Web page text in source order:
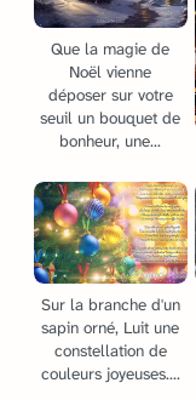
Que la magie de
Noël vienne
déposer sur votre
seuil un bouquet de
bonheur, une...
Sur la branche d'un
sapin orné, Luit une
constellation de
couleurs joyeuses....